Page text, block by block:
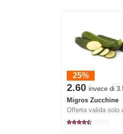
25%
2.60 invece di
Migros Zucchine